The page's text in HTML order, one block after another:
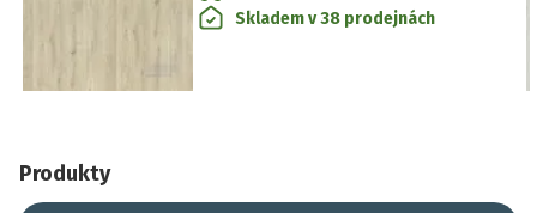
Skladem v 38 prodejnách
Produkty